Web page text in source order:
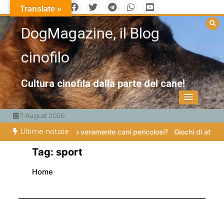
al
contenutoDogMagazine, il Blog
cinofilo
Cultura cinofila dalla parte del cane!
7 August 2026
Ultime notizie
Esistono veramente cani pericolosi? Giochi di attivazione
Tag: sport
Home
Translate »